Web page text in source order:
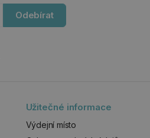
Odebírat
Užitečné informace
Výdejní místo